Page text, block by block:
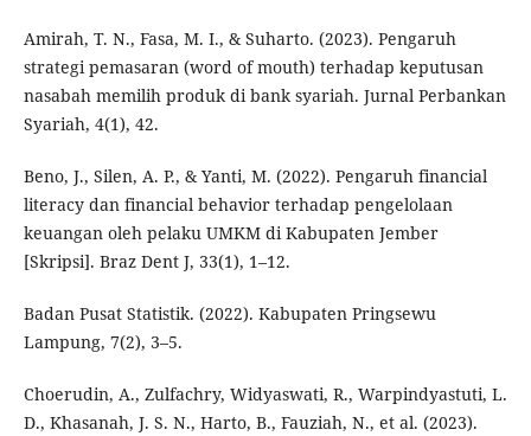
Amirah, T. N., Fasa, M. I., & Suharto. (2023). Pengaruh
strategi pemasaran (word of mouth) terhadap keputusan
nasabah memilih produk di bank syariah. Jurnal Perbankan
Syariah, 4(1), 42.
Beno, J., Silen, A. P., & Yanti, M. (2022). Pengaruh financial
literacy dan financial behavior terhadap pengelolaan
keuangan oleh pelaku UMKM di Kabupaten Jember
[Skripsi]. Braz Dent J, 33(1), 1–12.
Badan Pusat Statistik. (2022). Kabupaten Pringsewu
Lampung, 7(2), 3–5.
Choerudin, A., Zulfachry, Widyaswati, R., Warpindyastuti, L.
D., Khasanah, J. S. N., Harto, B., Fauziah, N., et al. (2023).